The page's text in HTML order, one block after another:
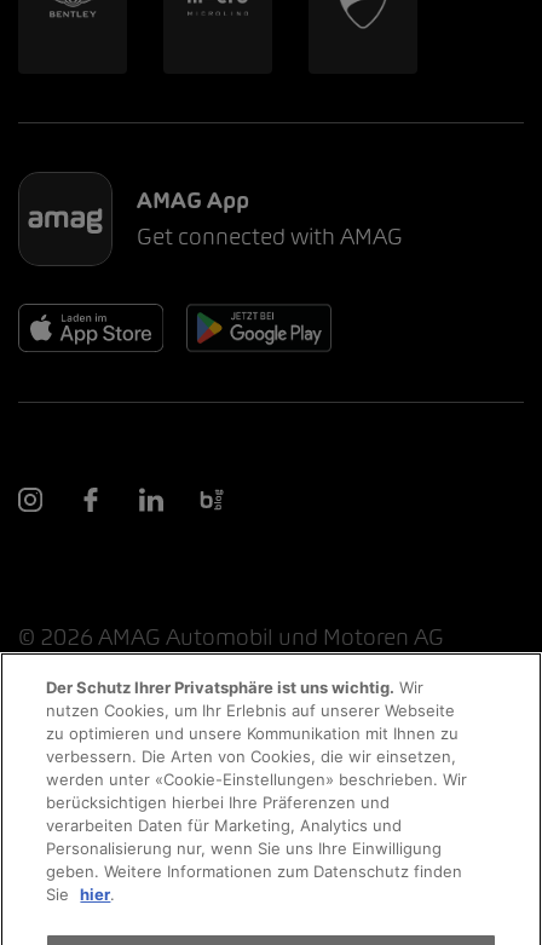
Probefahrt
Terminvereinbarung
Auto finden
AMAG App
Get connected with AMAG
© 2026 AMAG Automobil und Motoren AG
Datenschutzerklärung Rechtliche Hinweise
Rechtliche Hinweise Online-Chat
Cookie-Richtlinie Impressum AGB Jobs
Der Schutz Ihrer Privatsphäre ist uns wichtig. Wir
nutzen Cookies, um Ihr Erlebnis auf unserer Webseite
zu optimieren und unsere Kommunikation mit Ihnen zu
verbessern. Die Arten von Cookies, die wir einsetzen,
werden unter «Cookie-Einstellungen» beschrieben. Wir
berücksichtigen hierbei Ihre Präferenzen und
verarbeiten Daten für Marketing, Analytics und
Personalisierung nur, wenn Sie uns Ihre Einwilligung
geben. Weitere Informationen zum Datenschutz finden
Sie
hier.